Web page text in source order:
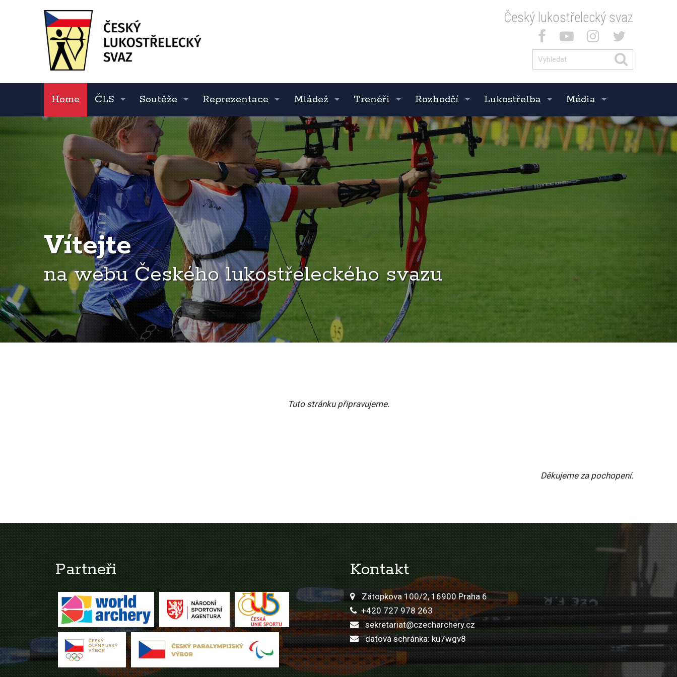
Český lukostřelecký svaz
Home ČLS Soutěže Reprezentace Mládež Trenéři Rozhodčí Lukostřelba Média
Vítejte
na webu Českého lukostřeleckého svazu
Tuto stránku připravujeme.
Děkujeme za pochopení.
Partneři Kontakt
Zátopkova 100/2, 16900 Praha 6
+420 727 978 263
sekretariat@czecharchery.cz
datová schránka: ku7wgv8